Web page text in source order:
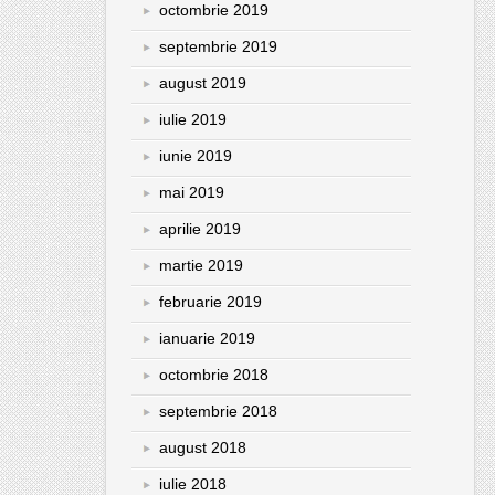
octombrie 2019
septembrie 2019
august 2019
iulie 2019
iunie 2019
mai 2019
aprilie 2019
martie 2019
februarie 2019
ianuarie 2019
octombrie 2018
septembrie 2018
august 2018
iulie 2018